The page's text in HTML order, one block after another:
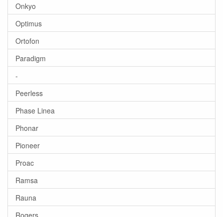
Onkyo
Optimus
Ortofon
Paradigm
-
Peerless
Phase Linea
Phonar
Pioneer
Proac
Ramsa
Rauna
Rogers